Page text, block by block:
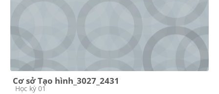
Cơ sở Tạo hình_3027_2431
Course category
Học kỳ 01